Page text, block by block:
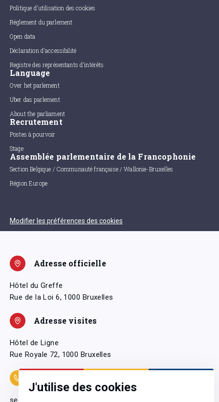
J'utilise des cookies
Politique d'utilisation des cookies
Règlement du parlement
Open data
Déclaration d'accessibilité
Registre des représentants d'intérêts
Language
Over het parlement
Uber das parlement
About the parliament
Recrutement
Postes à pourvoir
Stage
Assemblée parlementaire de la Francophonie
Section Belgique / Communauté française / Wallonie-Bruxelles
Région Europe
Modifier les préférences des cookies
Adresse officielle
Hôtel du Greffe
Rue de la Loi 6, 1000 Bruxelles
Adresse visites
Hôtel de Ligne
Rue Royale 72, 1000 Bruxelles
secretariatgeneral@pfwb.be